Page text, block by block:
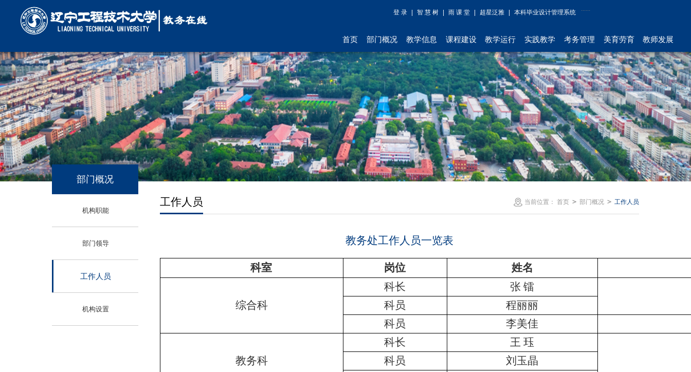
登 录 智 慧 树 雨 课 堂 超星泛雅 本科毕业设计管理系统
首页 部门概况 教学信息 课程建设 教学运行 实践教学 考务管理 美育劳育 教师发展
部门概况
机构职能
部门领导
工作人员
机构设置
当前位置： 首页 ＞ 部门概况 ＞ 工作人员
工作人员
教务处工作人员一览表
科室 岗位 姓名
综合科
科长
张 镭
科员
程丽丽
科员
李美佳
教务科
科长
王 珏
科员
刘玉晶